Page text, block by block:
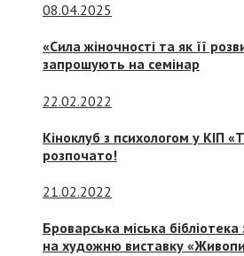
08.04.2025
«Сила жіночності та як її
запрошують на семінар
22.02.2022
Кіноклуб з психологом у КІП
розпочато!
21.02.2022
Броварська міська
на художню виставку